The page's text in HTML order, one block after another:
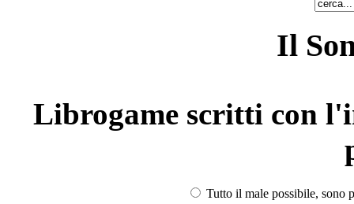
Il
Librogame scritti con
Tutto il male possibile, sono